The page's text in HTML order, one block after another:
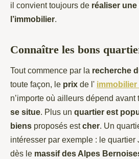
il convient toujours de réaliser
l’immobilier.
Connaître les bons
Tout commence par la recherche
toute façon, le prix de l' immobilier
n’importe où ailleurs dépend avant
se situe. Plus un quartier est
biens proposés estcher. Un
intéresser par exemple : le quartier
dès le massif des Alpes